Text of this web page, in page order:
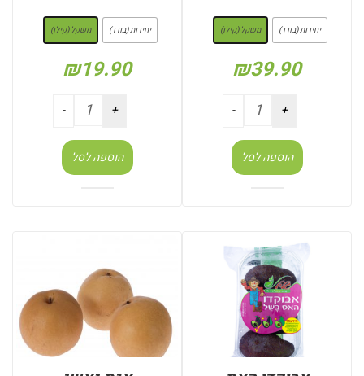
יחידות (בודד) משקל (קילו)
₪39.90
הוספה לסל
יחידות (בודד) משקל (קילו)
₪19.90
הוספה לסל